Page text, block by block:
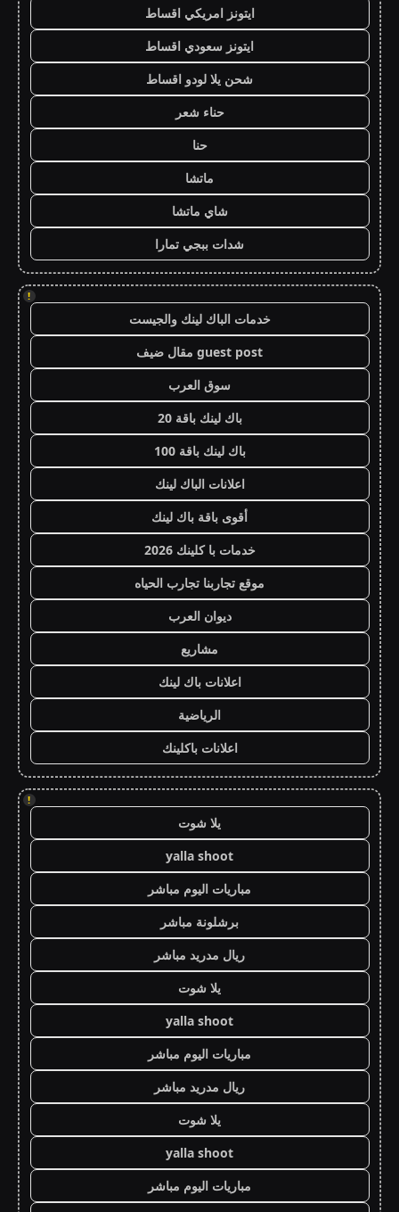
ايتونز امريكي اقساط
ايتونز سعودي اقساط
شحن يلا لودو اقساط
حناء شعر
حنا
ماتشا
شاي ماتشا
شدات ببجي تمارا
!
خدمات الباك لينك والجيست
guest post مقال ضيف
سوق العرب
باك لينك باقة 20
باك لينك باقة 100
اعلانات الباك لينك
أقوى باقة باك لينك
خدمات با كلينك 2026
موقع تجاربنا تجارب الحياه
ديوان العرب
مشاريع
اعلانات باك لينك
الرياضية
اعلانات باكلينك
!
يلا شوت
yalla shoot
مباريات اليوم مباشر
برشلونة مباشر
ريال مدريد مباشر
يلا شوت
yalla shoot
مباريات اليوم مباشر
ريال مدريد مباشر
يلا شوت
yalla shoot
مباريات اليوم مباشر